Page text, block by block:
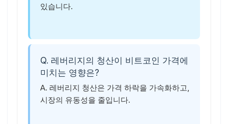
있습니다.
Q. 레버리지의 청산이 비트코인 가격에
미치는 영향은?
A. 레버리지 청산은 가격 하락을 가속화하고,
시장의 유동성을 줄입니다.